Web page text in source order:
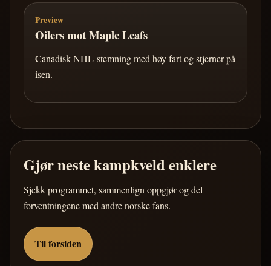
Preview
Oilers mot Maple Leafs
Canadisk NHL-stemning med høy fart og stjerner på
isen.
Gjør neste kampkveld enklere
Sjekk programmet, sammenlign oppgjør og del
forventningene med andre norske fans.
Til forsiden